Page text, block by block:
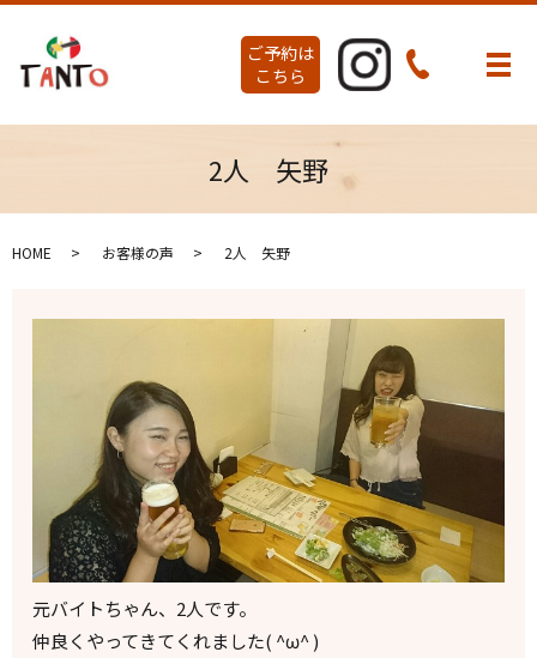
メ
ご予約は
こちら
2人 矢野
HOME お客様の声 2人 矢野
元バイトちゃん、2人です。
仲良くやってきてくれました( ^ω^ )